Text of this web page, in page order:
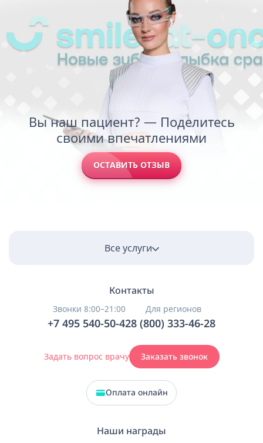
Вы наш пациент? — Поделитесь
своими впечатлениями
ОСТАВИТЬ ОТЗЫВ
Все услуги
Контакты
Звонки 8:00–21:00
+7 495 540-50-42
Для регионов
8 (800) 333-46-28
Задать вопрос врачу Заказать звонок
Оплата онлайн
Наши награды